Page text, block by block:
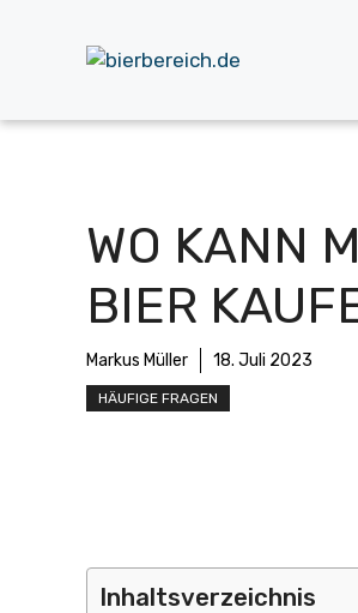
WO KANN
BIER
Markus Müller 18. Juli 2023
HÄUFIGE FRAGEN
Inhaltsverzeichnis